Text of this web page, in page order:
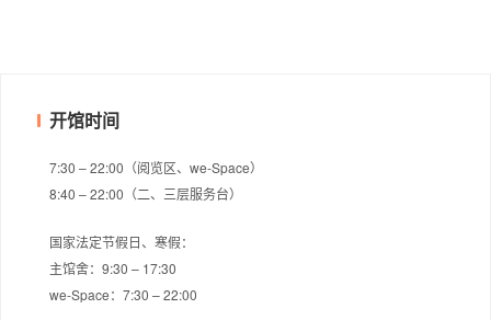
开馆时间
7:30 – 22:00（阅览区、we-Space）
8:40 – 22:00（二、三层服务台）
国家法定节假日、寒假：
主馆舍：9:30 – 17:30
we-Space：7:30 – 22:00